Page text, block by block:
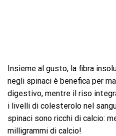
Insieme al gusto, la fibra
negli spinaci è benefica per
digestivo, mentre il riso
i livelli di colesterolo nel
spinaci sono ricchi di calcio:
milligrammi di calcio!